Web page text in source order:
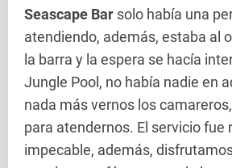
Seascape Bar solo había una
atendiendo, además, estaba al
la barra y la espera se hacía
Jungle Pool, no había nadie en
nada más vernos los
para atendernos. El servicio fue
impecable, además,